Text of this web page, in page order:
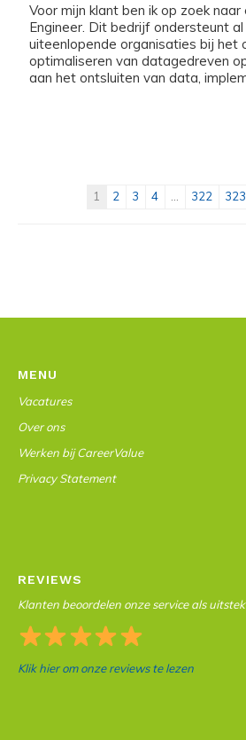
Voor mijn klant ben ik op zoek
Engineer. Dit bedrijf ondersteunt
uiteenlopende organisaties bij het
optimaliseren van datagedreven
aan het ontsluiten van data,
1 2 3 4 322 323
MENU
Vacatures
Over ons
Werken bij CareerValue
Privacy Statement
REVIEWS
Klanten beoordelen onze service als
Klik hier om onze reviews te lezen